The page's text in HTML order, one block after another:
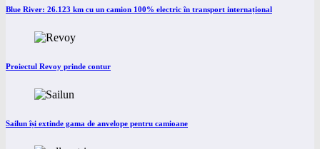
Blue River: 26.123 km cu un camion 100% electric în transport internațional
Proiectul Revoy prinde contur
Sailun își extinde gama de anvelope pentru camioane